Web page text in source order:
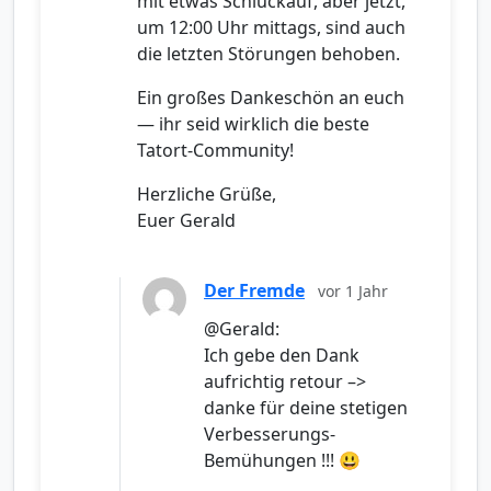
um 12:00 Uhr mittags, sind auch
die letzten Störungen behoben.
Ein großes Dankeschön an euch
— ihr seid wirklich die beste
Tatort-Community!
Herzliche Grüße,
Euer Gerald
Der Fremde vor 1 Jahr
@Gerald:
Ich gebe den Dank
aufrichtig retour –>
danke für deine stetigen
Verbesserungs-
Bemühungen !!! 😃